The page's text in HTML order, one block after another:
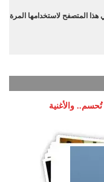
هذا المتصفح لاستخدامها المرة
والأغنية